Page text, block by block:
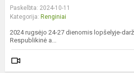
Paskelbta: 2024-10-11
Kategorija: Renginiai
2024 rugsėjo 24-27 dienomis lopšelyje-
Respublikinė a...